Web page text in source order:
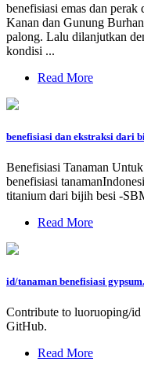
benefisiasi emas dan perak
Kanan dan Gunung
palong. Lalu dilanjutkan
kondisi ...
Read More
benefisiasi dan ekstraksi dari
Benefisiasi Tanaman
benefisiasi
titanium dari bijih besi -
Read More
id/tanaman benefisiasi
Contribute to luoruoping/id
GitHub.
Read More